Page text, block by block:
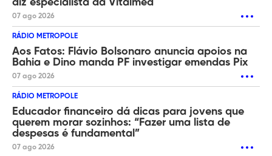
diz especialista da Vitalmed
07 ago 2026
RÁDIO METROPOLE
Aos Fatos: Flávio Bolsonaro anuncia apoios na
Bahia e Dino manda PF investigar emendas Pix
07 ago 2026
RÁDIO METROPOLE
Educador financeiro dá dicas para jovens que
querem morar sozinhos: “Fazer uma lista de
despesas é fundamental”
07 ago 2026